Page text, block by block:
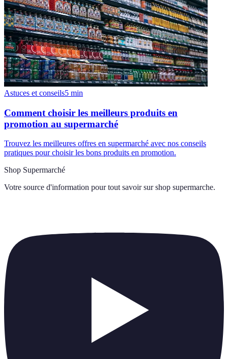
Astuces et conseils5 min
Comment choisir les meilleurs produits en
promotion au supermarché
Trouvez les meilleures offres en supermarché avec nos conseils
pratiques pour choisir les bons produits en promotion.
Shop Supermarché
Votre source d'information pour tout savoir sur shop supermarche.